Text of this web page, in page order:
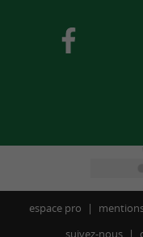
espace pro